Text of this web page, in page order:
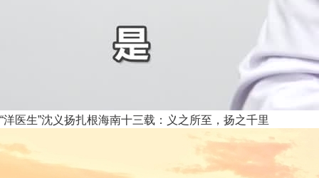
“洋医生”沈义扬扎根海南十三载：义之所至，扬之千里